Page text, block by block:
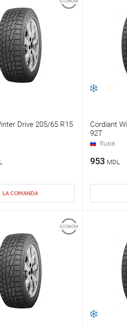
Drive 205/65 R15
LA COMANDA
Cordiant
92T
Rusia
953 MDL